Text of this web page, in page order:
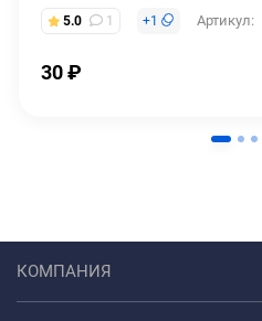
5.0 1 +1 Артикул:
30₽
КОМПАНИЯ